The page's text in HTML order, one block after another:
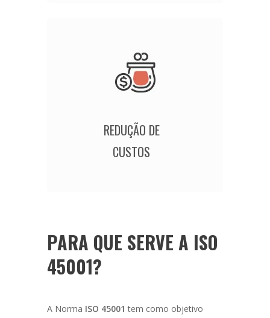
REDUÇÃO DE
CUSTOS
PARA QUE SERVE A ISO
45001?
A Norma ISO 45001 tem como objetivo